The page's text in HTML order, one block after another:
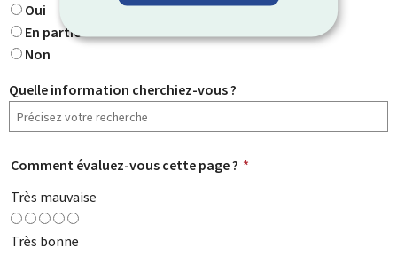
Oui
En partie
Non
Quelle information cherchiez-vous ?
Comment évaluez-vous cette page ? *
Très mauvaise
Très bonne